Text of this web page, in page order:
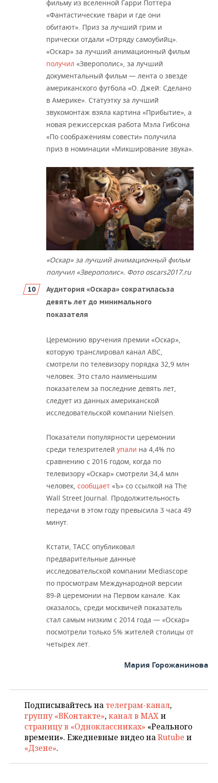
фильму из вселенной Гарри Поттера
«Фантастические твари и где они
обитают». Приз за лучший грим и
прически отдали «Отряду самоубийц».
«Оскар» за лучший анимационный фильм
получил «Зверополис», за лучший
документальный фильм — лента о звезде
американского футбола «О. Джей: Сделано
в Америке». Статуэтку за лучший
звукомонтаж взяла картина «Прибытие», а
новая режиссерская работа Мэла Гибсона
«По соображениям совести» получила
приз в номинации «Микширование звука».
«Оскар» за лучший анимационный фильм
получил «Зверополис». Фото oscars2017.ru
Аудитория «Оскара» сократиласьза
девять лет до минимального
показателя
Церемонию вручения премии «Оскар»,
которую транслировал канал ABC,
смотрели по телевизору порядка 32,9 млн
человек. Это стало наименьшим
показателем за последние девять лет,
следует из данных американской
исследовательской компании Nielsen.
Показатели популярности церемонии
среди телезрителей упали на 4,4% по
сравнению с 2016 годом, когда по
телевизору «Оскар» смотрели 34,4 млн
человек, сообщает «Ъ» со ссылкой на The
Wall Street Journal. Продолжительность
передачи в этом году превысила 3 часа 49
минут.
Кстати, ТАСС опубликовал
предварительные данные
исследовательской компании Mediascope
по просмотрам Международной версии
89-й церемонии на Первом канале. Как
оказалось, среди москвичей показатель
стал самым низким с 2014 года — «Оскар»
посмотрели только 5% жителей столицы от
четырех лет.
Мария Горожанинова
Подписывайтесь на телеграм-канал,
группу «ВКонтакте»,канал в MAXи
страницу в «Одноклассниках» «Реального
времени». Ежедневные видео наRutube и
«Дзене».